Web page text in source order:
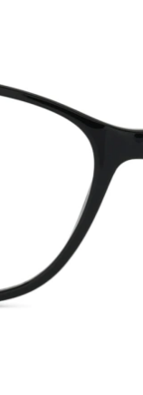
Glasbreedte